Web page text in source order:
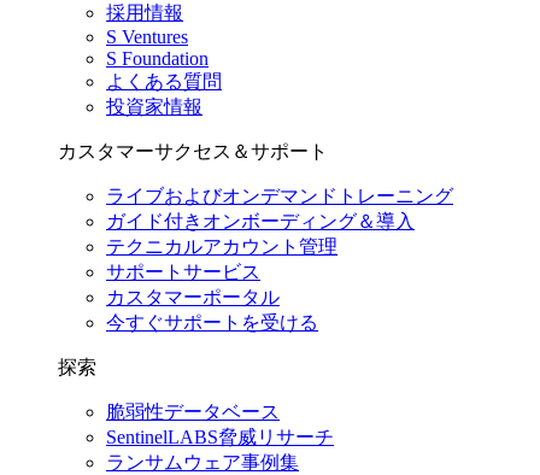
採用情報
S Ventures
S Foundation
よくある質問
投資家情報
カスタマーサクセス＆サポート
ライブおよびオンデマンドトレーニング
ガイド付きオンボーディング＆導入
テクニカルアカウント管理
サポートサービス
カスタマーポータル
今すぐサポートを受ける
探索
脆弱性データベース
SentinelLABS脅威リサーチ
ランサムウェア事例集